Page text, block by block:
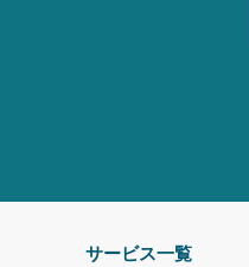
サービス一覧